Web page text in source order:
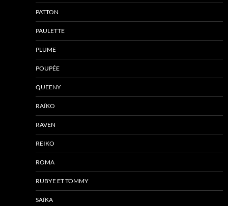
PATTON
PAULETTE
PLUME
POUPÉE
QUEENY
RAÏKO
RAVEN
REIKO
ROMA
RUBYE ET TOMMY
SAÏKA